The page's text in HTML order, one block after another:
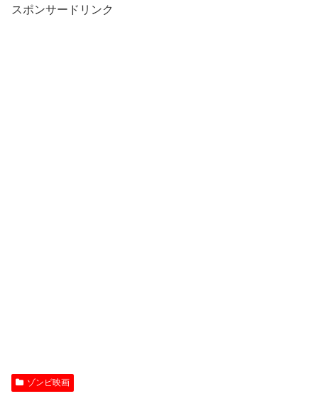
スポンサードリンク
ゾンビ映画